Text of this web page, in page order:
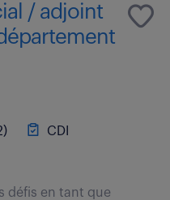
/ adjoint
CDI
défis en tant que